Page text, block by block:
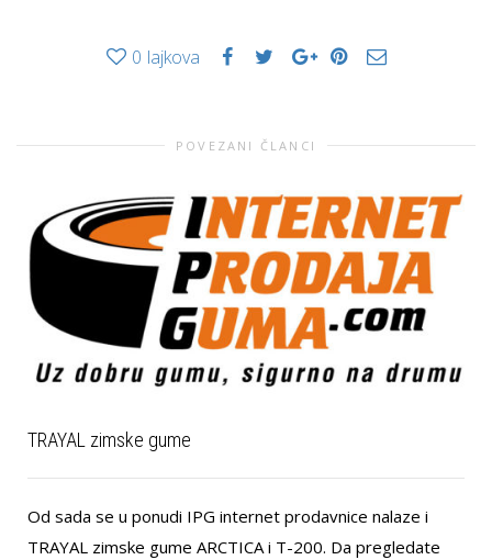
0 lajkova
POVEZANI ČLANCI
TRAYAL zimske gume
Od sada se u ponudi IPG internet prodavnice nalaze i
TRAYAL zimske gume ARCTICA i T-200. Da pregledate